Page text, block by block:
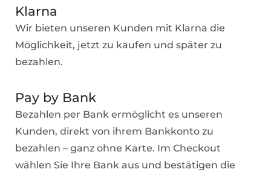
Klarna
Wir bieten unseren Kunden mit Klarna die
Möglichkeit, jetzt zu kaufen und später zu
bezahlen.
Pay by Bank
Bezahlen per Bank ermöglicht es unseren
Kunden, direkt von ihrem Bankkonto zu
bezahlen – ganz ohne Karte. Im Checkout
wählen Sie Ihre Bank aus und bestätigen die